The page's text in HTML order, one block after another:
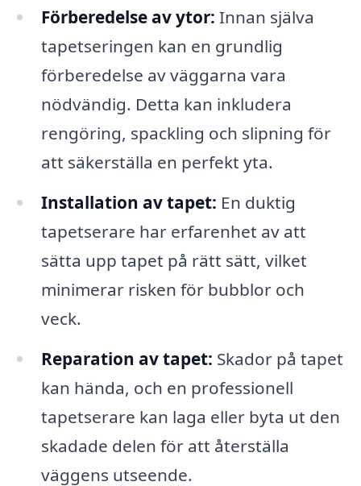
Förberedelse av ytor: Innan själva
tapetseringen kan en grundlig
förberedelse av väggarna vara
nödvändig. Detta kan inkludera
rengöring, spackling och slipning för
att säkerställa en perfekt yta.
Installation av tapet: En duktig
tapetserare har erfarenhet av att
sätta upp tapet på rätt sätt, vilket
minimerar risken för bubblor och
veck.
Reparation av tapet: Skador på tapet
kan hända, och en professionell
tapetserare kan laga eller byta ut den
skadade delen för att återställa
väggens utseende.